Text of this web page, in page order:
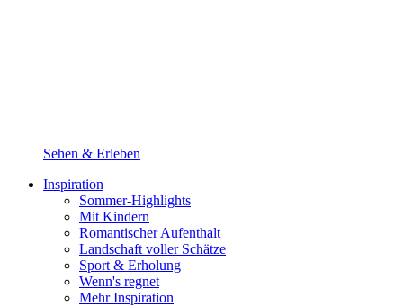
Sehen & Erleben
Inspiration
Sommer-Highlights
Mit Kindern
Romantischer Aufenthalt
Landschaft voller Schätze
Sport & Erholung
Wenn's regnet
Mehr Inspiration